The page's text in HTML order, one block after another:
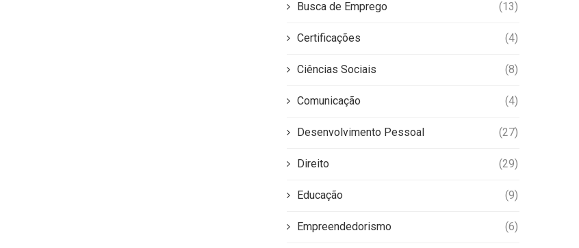
Busca de Emprego (13)
Certificações (4)
Ciências Sociais (8)
Comunicação (4)
Desenvolvimento Pessoal (27)
Direito (29)
Educação (9)
Empreendedorismo (6)